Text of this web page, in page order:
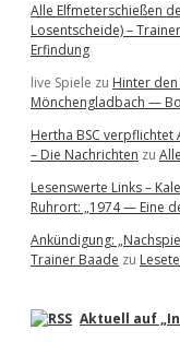
Alle Elfmeterschießen
Losentscheide) –
Erfindung
live Spiele zu Hinter
Mönchengladbach —
Hertha BSC verpflichtet
– Die Nachrichten zu
Lesenswerte Links –
Ruhrort: „1974 — Eine
Ankündigung:
Trainer Baade zu
Aktuell auf